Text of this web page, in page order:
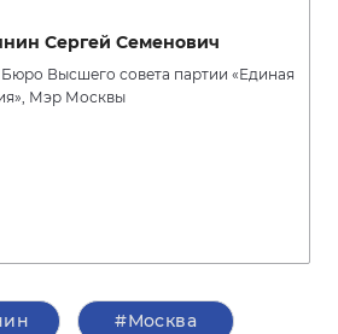
Сергей Семенович
Высшего совета партии «Единая
Мэр Москвы
#Москва